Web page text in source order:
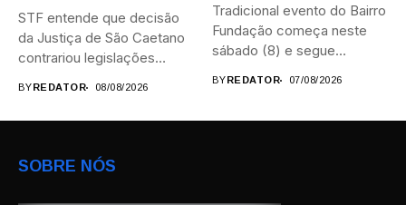
STF entende que decisão
da Justiça de São Caetano
contrariou legislações
BYREDATOR 08/08/2026
Tradicional evento do Bairro
Fundação começa neste
sábado (8) e segue
BYREDATOR 07/08/2026
SOBRE NÓS